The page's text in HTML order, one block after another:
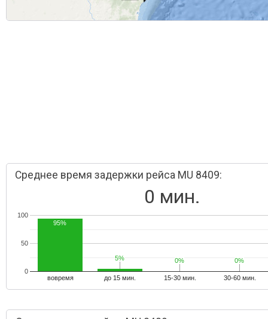
Среднее время задержки рейса MU 8409:
0 мин.
вовремя до 15 мин. 15-30 мин. 30-60 мин.
0
50
100
95%
5%
5% 0%
0% 0%
0%